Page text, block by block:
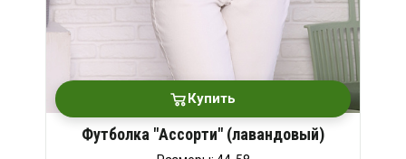
Купить
Футболка "Ассорти" (лавандовый)